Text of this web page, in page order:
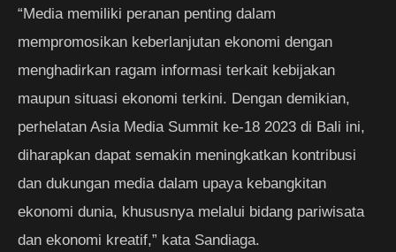
“Media memiliki peranan penting dalam
mempromosikan keberlanjutan ekonomi dengan
menghadirkan ragam informasi terkait kebijakan
maupun situasi ekonomi terkini. Dengan demikian,
perhelatan Asia Media Summit ke-18 2023 di Bali ini,
diharapkan dapat semakin meningkatkan kontribusi
dan dukungan media dalam upaya kebangkitan
ekonomi dunia, khususnya melalui bidang pariwisata
dan ekonomi kreatif,” kata Sandiaga.